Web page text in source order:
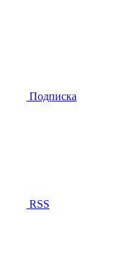
Подписка
RSS